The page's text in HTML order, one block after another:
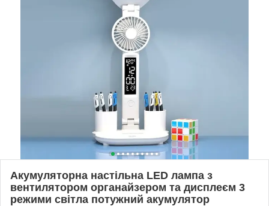
Акумуляторна настільна LED лампа з
вентилятором органайзером та дисплеєм 3
режими світла потужний акумулятор